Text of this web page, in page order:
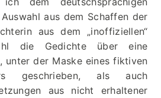
aus dem Schaffen der
aus dem „inoffiziellen“
die Gedichte über eine
unter der Maske eines fiktiven
geschrieben, als auch
aus nicht erhaltener